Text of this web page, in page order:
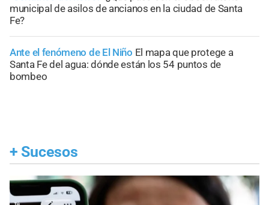
municipal de asilos de ancianos en la ciudad de Santa
Fe?
Ante el fenómeno de El Niño El mapa que protege a
Santa Fe del agua: dónde están los 54 puntos de
bombeo
+ Sucesos